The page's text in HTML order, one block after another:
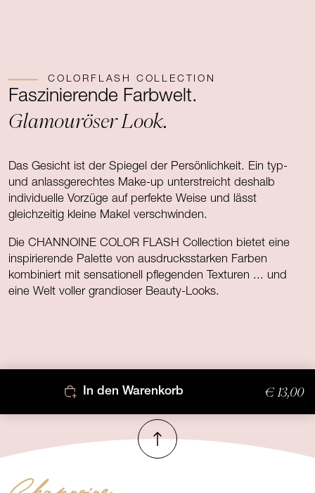
COLORFLASH COLLECTION
Faszinierende Farbwelt.
Glamouröser Look.
Das Gesicht ist der Spiegel der Persönlichkeit. Ein typ-
und anlassgerechtes Make-up unterstreicht deshalb
individuelle Vorzüge auf perfekte Weise und lässt
gleichzeitig kleine Makel verschwinden.
Die CHANNOINE COLOR FLASH Collection bietet eine
inspirierende Palette von ausdrucksstarken Farben
kombiniert mit sensationell pflegenden Texturen ... und
eine Welt voller grandioser Beauty-Looks.
In den Warenkorb € 13,00
Nach oben